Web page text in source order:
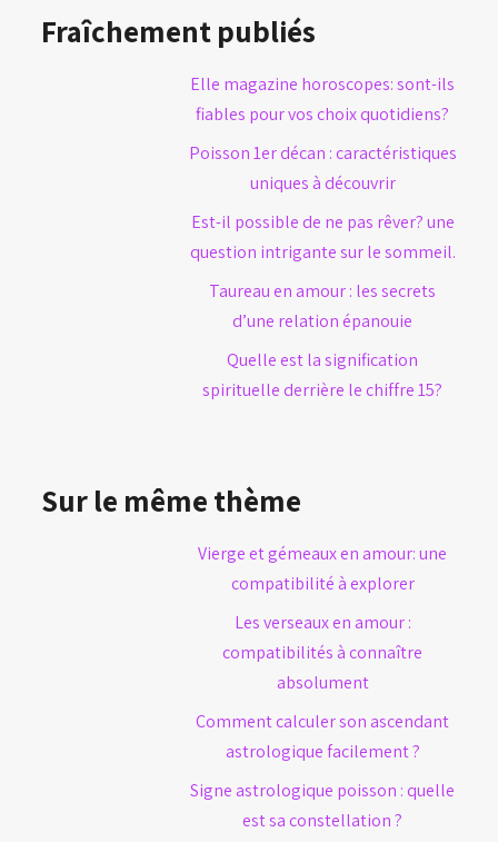
Fraîchement publiés
Elle magazine horoscopes: sont-ils
fiables pour vos choix quotidiens?
Poisson 1er décan : caractéristiques
uniques à découvrir
Est-il possible de ne pas rêver? une
question intrigante sur le sommeil.
Taureau en amour : les secrets
d’une relation épanouie
Quelle est la signification
spirituelle derrière le chiffre 15?
Sur le même thème
Vierge et gémeaux en amour: une
compatibilité à explorer
Les verseaux en amour :
compatibilités à connaître
absolument
Comment calculer son ascendant
astrologique facilement ?
Signe astrologique poisson : quelle
est sa constellation ?